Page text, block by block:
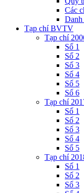
Các
Danh
Tạp chí BVTV
Tạp chí
Số 1
Số 2
Số 3
Số 4
Số 5
Số 6
Tạp chí
Số 1
Số 2
Số 3
Số 4
Số 5
Tạp chí
Số 1
Số 2
Số 3